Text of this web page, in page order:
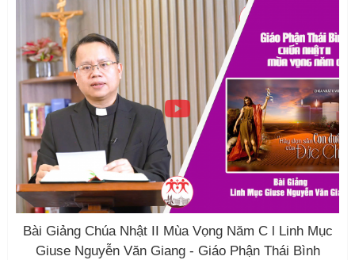
Bài Giảng Chúa Nhật II Mùa Vọng Năm C l Linh Mục
Giuse Nguyễn Văn Giang - Giáo Phận Thái Bình